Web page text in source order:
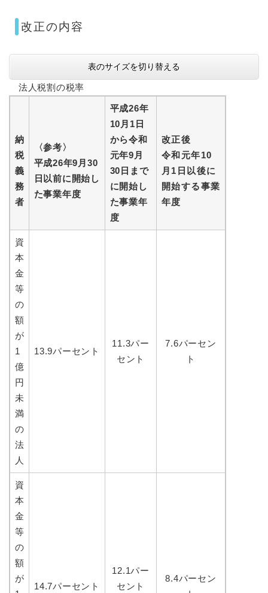
改正の内容
表のサイズを切り替える
法人税割の税率
納
税
義
務
者
〈参考〉
平成26年9月30
日以前に開始し
た事業年度
平成26年
10月1日
から令和
元年9月
30日まで
に開始し
た事業年
度
改正後
令和元年10
月1日以後に
開始する事業
年度
資
本
金
等
の
額
が
1
億
円
未
満
の
法
人
13.9パーセント
11.3パー
セント
7.6パーセン
ト
資
本
金
等
の
額
が
14.7パーセント
12.1パー
セント
8.4パーセン